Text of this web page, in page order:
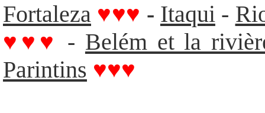
Fortaleza ♥♥♥ - Itaqui-
♥♥♥ - Belém et la
Parintins ♥♥♥